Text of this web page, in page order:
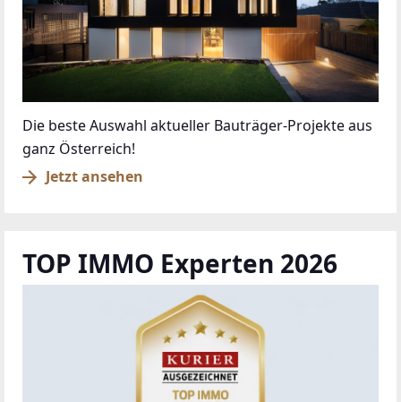
Die beste Auswahl aktueller Bauträger-Projekte aus
ganz Österreich!
Jetzt ansehen
TOP IMMO Experten 2026